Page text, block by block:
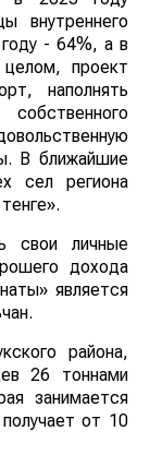
внутреннего
- 64%, а в
проект
наполнять
В ближайшие
сел региона
свои личные
дохода
является
района,
26 тоннами
занимается
от 10